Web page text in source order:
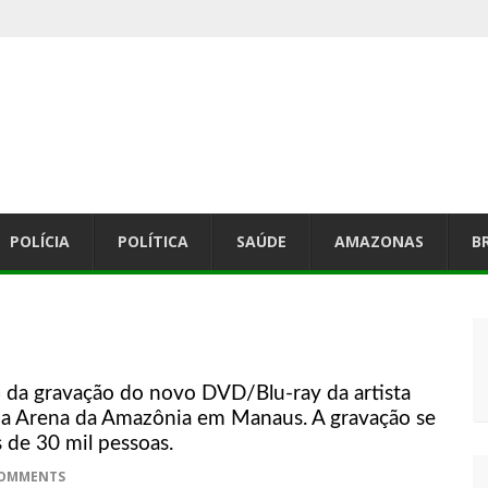
Marquês de Sapucaí.
Knapp, a voz suave da Jovem Guarda da dupla Leno & Lilian
Nova dia 04/03/25
Boi bumba Garantido.
condenado a pagar multa.
informática do Instituto IMF.
T3.
POLÍCIA POLÍTICA SAÚDE AMAZONAS
gravação do novo DVD/Blu-ray da artista
Arena da Amazônia em Manaus. A gravação se
30 mil pessoas.